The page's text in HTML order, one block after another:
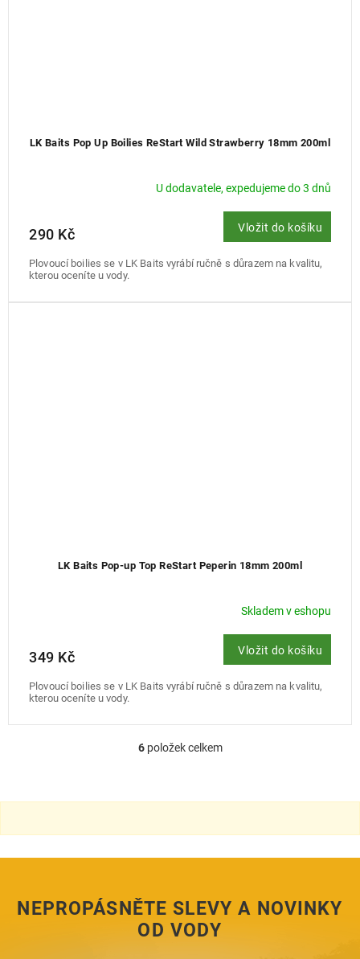
LK Baits Pop Up Boilies ReStart Wild Strawberry 18mm 200ml
U dodavatele, expedujeme do 3 dnů
290 Kč Vložit do košíku
Plovoucí boilies se v LK Baits vyrábí ručně s důrazem na kvalitu,
kterou oceníte u vody.
LK Baits Pop-up Top ReStart Peperin 18mm 200ml
Skladem v eshopu
349 Kč Vložit do košíku
Plovoucí boilies se v LK Baits vyrábí ručně s důrazem na kvalitu,
kterou oceníte u vody.
O
á
a
í
v
k
y
6položek celkem
NEPROPÁSNĚTE SLEVY A NOVINKY
OD VODY